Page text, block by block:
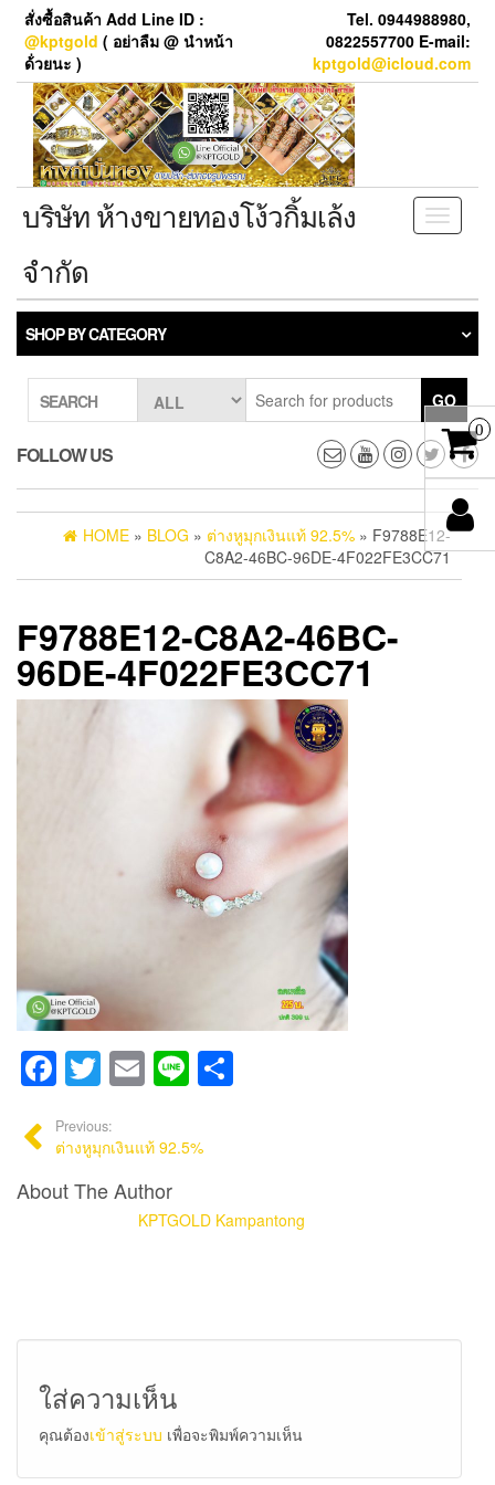
Skip
content
สั่งซื้อสินค้า Add Line ID :
@kptgold ( อย่าลืม @ นำหน้า
ด้่วยนะ )
Tel. 0944988980,
0822557700 E-mail:
kptgold@icloud.com
Toggle
บริษัท ห้างขายทองโง้วกิ้มเล้ง
จำกัด
SHOP BY CATEGORY
SEARCH GO
FOLLOW US
HOME » BLOG » ต่างหูมุกเงินแท้ 92.5% » F9788E12-
C8A2-46BC-96DE-4F022FE3CC71
F9788E12-C8A2-46BC-
96DE-4F022FE3CC71
Facebook
Twitter
Email
Line
Previous:
ต่างหูมุกเงินแท้ 92.5%
About The Author
KPTGOLD Kampantong
ใส่ความเห็น
คุณต้องเข้าสู่ระบบ เพื่อจะพิมพ์ความเห็น
0